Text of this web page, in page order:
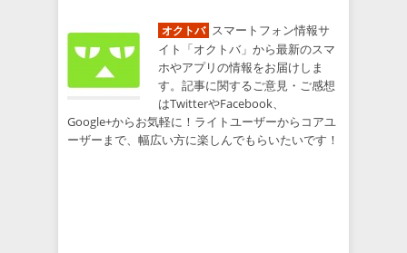
オクトバ スマートフォン情報サ
イト「オクトバ」から最新のスマ
ホやアプリの情報をお届けしま
す。記事に関するご意見・ご感想
はTwitterやFacebook、
Google+からお気軽に！ライトユーザーからコアユ
ーザーまで、幅広い方に楽しんでもらいたいです！